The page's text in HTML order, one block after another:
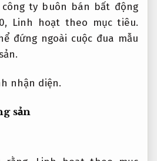
công ty buôn bán bất động
Linh hoạt theo mục tiêu.
đứng ngoài cuộc đua mẫu
nhận diện.
sản